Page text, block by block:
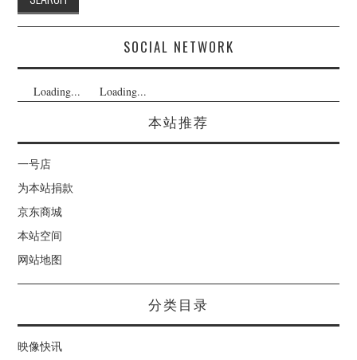
SOCIAL NETWORK
Loading... Loading...
本站推荐
一号店
为本站捐款
京东商城
本站空间
网站地图
分类目录
映像快讯